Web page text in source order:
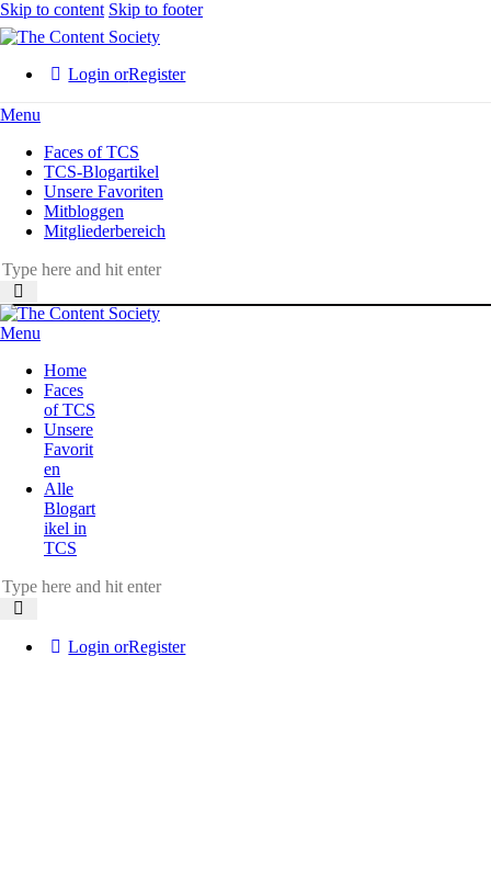
Skip to content Skip to footer
Login orRegister
Menu
Faces of TCS
TCS-Blogartikel
Unsere Favoriten
Mitbloggen
Mitgliederbereich
Menu
Home
Faces
of TCS
Unsere
Favorit
en
Alle
Blogart
ikel in
TCS
Login orRegister